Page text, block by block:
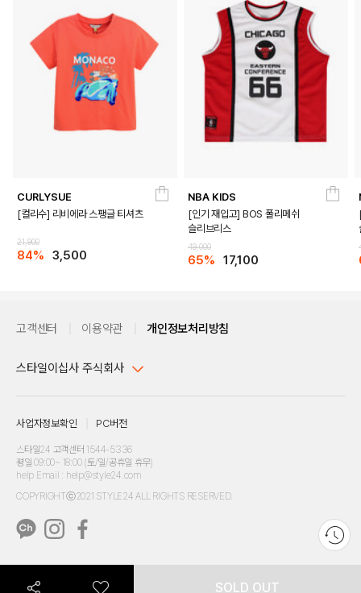
CURLYSUE
[컬리수] 리비에라 스팽글 티셔츠
21,900
84% 3,500
NBA KIDS
[인기 재입고] BOS 폴리메쉬
슬리브리스
49,000
65% 17,100
SOLD OUT
고객센터 이용약관 개인정보처리방침
스타일이십사 주식회사
주소 : 서울시 강남구 논현로 633, 6층 (논현동, 한세엠케이빌딩)
사업자등록번호 : 116-81-32499
통신판매업신고번호 : 제 2024-서울강남-04239
개인정보보호책임자 : 배기영
고객센터 1544-5336(평일 09:00~ 18:00 토/일/공휴일 휴무)
사업자정보확인 PC버전
스타일24 고객센터 1544-5336
평일 09:00~ 18:00 (토/일/공휴일 휴무)
help Email : help@style24.com
COPYRIGHTⓒ2021 STYLE24 ALL RIGHTS RESERVED.